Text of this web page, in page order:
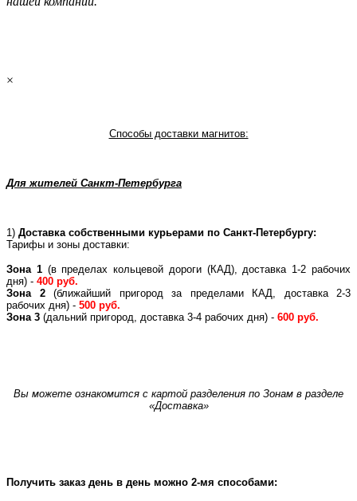
×
Способы доставки магнитов:
Для жителей Санкт-Петербурга
1) Доставка собственными курьерами по Санкт-Петербургу:
Тарифы и зоны доставки:
Зона 1(в пределах кольцевой дороги (КАД), доставка 1-2 рабочих
дня) - 400 руб.
Зона 2(ближайший пригород за пределами КАД, доставка 2-3
рабочих дня) - 500 руб.
Зона 3 (дальний пригород, доставка 3-4 рабочих дня) - 600 руб.
Вы можете ознакомится с картой разделения по Зонам в разделе
«Доставка»
Получить заказ день в день можно 2-мя способами: